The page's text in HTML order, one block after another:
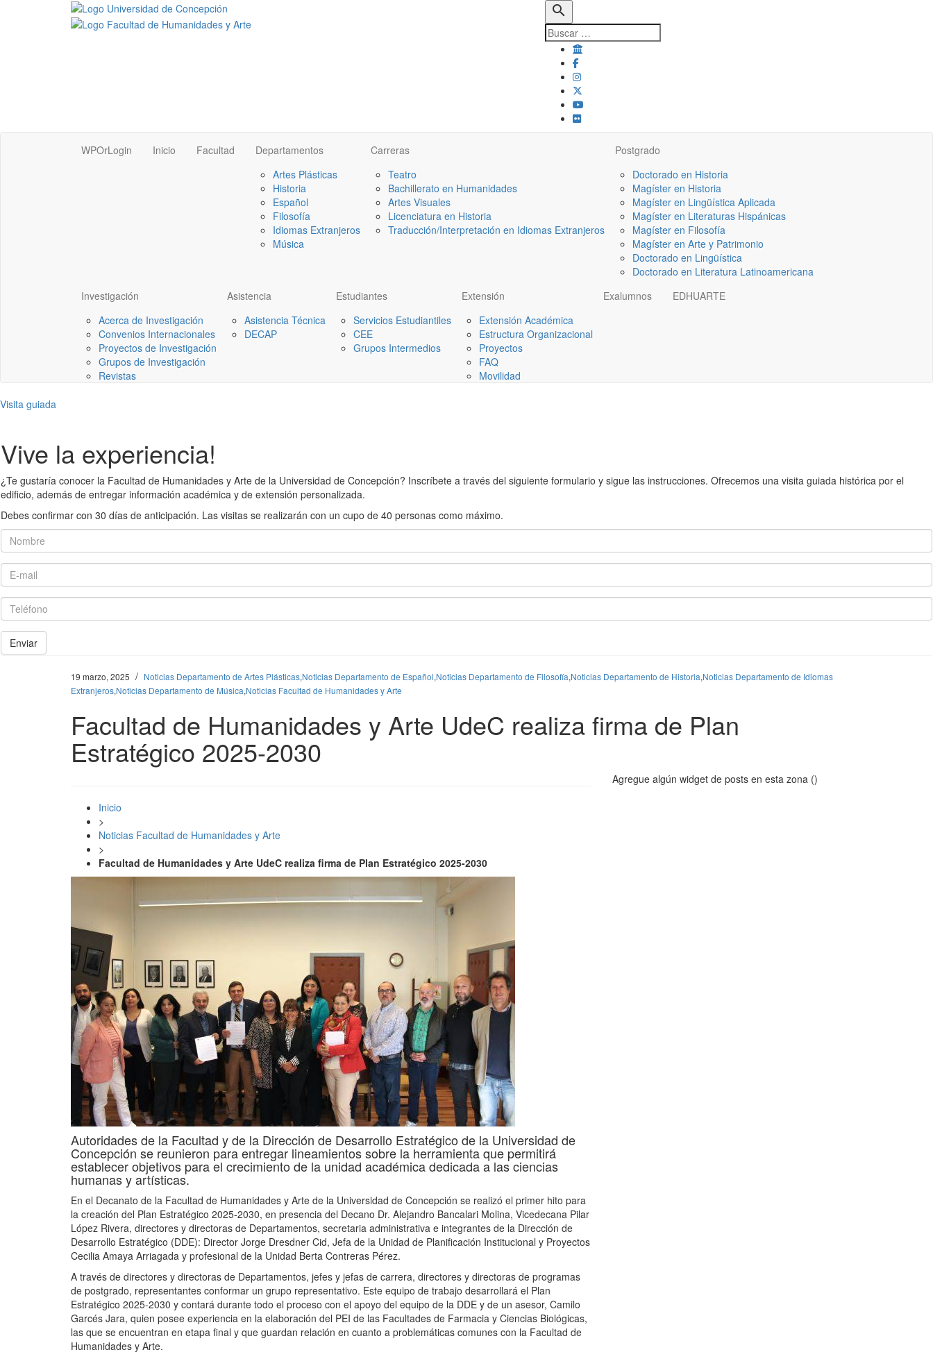
search
WPOrLogin Inicio Facultad
Departamentos
Artes Plásticas
Historia
Español
Filosofía
Idiomas Extranjeros
Música
Carreras
Teatro
Bachillerato en Humanidades
Artes Visuales
Licenciatura en Historia
Traducción/Interpretación en Idiomas Extranjeros
Postgrado
Doctorado en Historia
Magíster en Historia
Magíster en Lingüística Aplicada
Magíster en Literaturas Hispánicas
Magíster en Filosofía
Magíster en Arte y Patrimonio
Doctorado en Lingüística
Doctorado en Literatura Latinoamericana
Investigación
Acerca de Investigación
Convenios Internacionales
Proyectos de Investigación
Grupos de Investigación
Revistas
Asistencia
Asistencia Técnica
DECAP
Estudiantes
Servicios Estudiantiles
CEE
Grupos Intermedios
Extensión
Extensión Académica
Estructura Organizacional
Proyectos
FAQ
Movilidad
Exalumnos EDHUARTE
Visita guiada
Vive la experiencia!
¿Te gustaría conocer la Facultad de Humanidades y Arte de la Universidad de Concepción? Inscríbete a través del siguiente formulario y sigue las instrucciones. Ofrecemos una visita guiada histórica por el
edificio, además de entregar información académica y de extensión personalizada.
Debes confirmar con 30 días de anticipación. Las visitas se realizarán con un cupo de 40 personas como máximo.
Nombre
E-mail
Teléfono
Enviar
19 marzo, 2025 / Noticias Departamento de Artes Plásticas,Noticias Departamento de Español,Noticias Departamento de Filosofía,Noticias Departamento de Historia,Noticias Departamento de Idiomas
Extranjeros,Noticias Departamento de Música,Noticias Facultad de Humanidades y Arte
Facultad de Humanidades y Arte UdeC realiza firma de Plan
Estratégico 2025-2030
Inicio
>
Noticias Facultad de Humanidades y Arte
>
Facultad de Humanidades y Arte UdeC realiza firma de Plan Estratégico 2025-2030
Autoridades de la Facultad y de la Dirección de Desarrollo Estratégico de la Universidad de
Concepción se reunieron para entregar lineamientos sobre la herramienta que permitirá
establecer objetivos para el crecimiento de la unidad académica dedicada a las ciencias
humanas y artísticas.
En el Decanato de la Facultad de Humanidades y Arte de la Universidad de Concepción se realizó el primer hito para
la creación del Plan Estratégico 2025-2030, en presencia del Decano Dr. Alejandro Bancalari Molina, Vicedecana Pilar
López Rivera, directores y directoras de Departamentos, secretaria administrativa e integrantes de la Dirección de
Desarrollo Estratégico (DDE): Director Jorge Dresdner Cid, Jefa de la Unidad de Planificación Institucional y Proyectos
Cecilia Amaya Arriagada y profesional de la Unidad Berta Contreras Pérez.
A través de directores y directoras de Departamentos, jefes y jefas de carrera, directores y directoras de programas
de postgrado, representantes conformar un grupo representativo. Este equipo de trabajo desarrollará el Plan
Estratégico 2025-2030 y contará durante todo el proceso con el apoyo del equipo de la DDE y de un asesor, Camilo
Garcés Jara, quien posee experiencia en la elaboración del PEI de las Facultades de Farmacia y Ciencias Biológicas,
las que se encuentran en etapa final y que guardan relación en cuanto a problemáticas comunes con la Facultad de
Humanidades y Arte.
Agregue algún widget de posts en esta zona ()